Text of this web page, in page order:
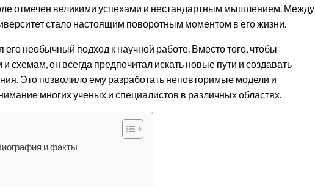
отмечен великими успехами и нестандартным мышлением. Между
стало настоящим поворотным моментом в его жизни.
его необычный подход к научной работе. Вместо того, чтобы
он всегда предпочитал искать новые пути и создавать
Это позволило ему разработать неповторимые модели и
многих ученых и специалистов в различных областях.
и факты